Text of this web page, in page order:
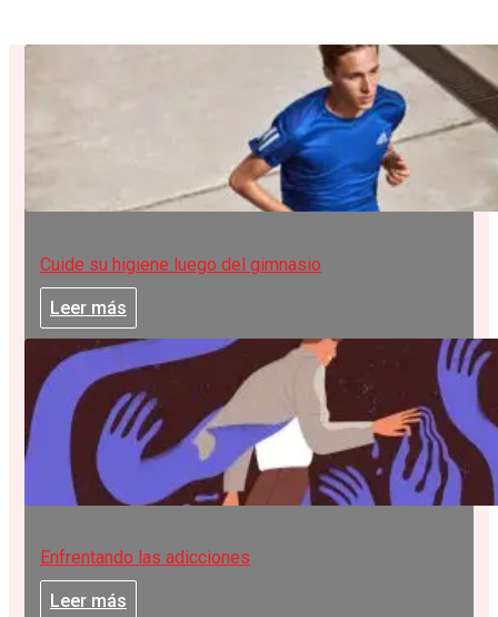
Cuide su higiene luego del gimnasio
Leer más
Enfrentando las adicciones
Leer más